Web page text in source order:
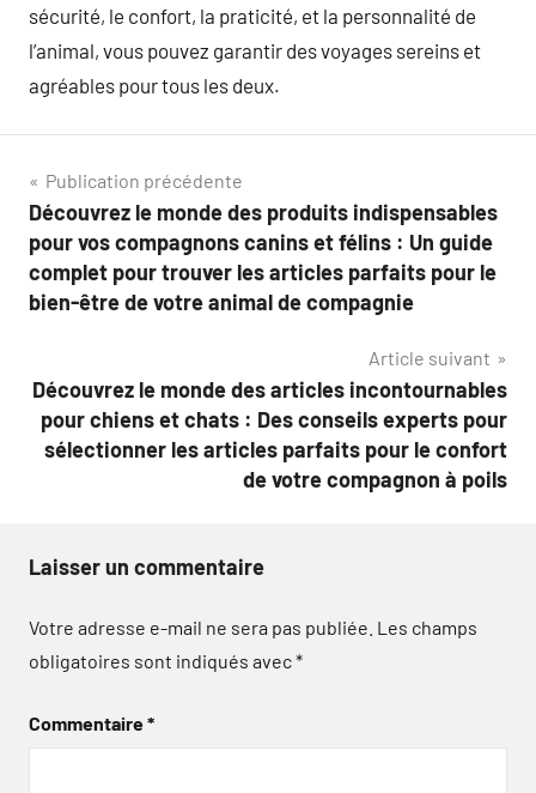
sécurité, le confort, la praticité, et la personnalité de
l’animal, vous pouvez garantir des voyages sereins et
agréables pour tous les deux.
Navigation
de
l’article
Publication précédente
Découvrez le monde des produits indispensables
pour vos compagnons canins et félins : Un guide
complet pour trouver les articles parfaits pour le
bien-être de votre animal de compagnie
Article suivant
Découvrez le monde des articles incontournables
pour chiens et chats : Des conseils experts pour
sélectionner les articles parfaits pour le confort
de votre compagnon à poils
Laisser un commentaire
Votre adresse e-mail ne sera pas publiée. Les champs
obligatoires sont indiqués avec*
Commentaire*